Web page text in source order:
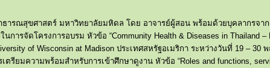
ารณสุขศาสตร์ มหาวิทยาลัยมหิดล โดย อาจารย์ผู้สอน พร้อมด้วยบุคลากรจา
ารจัดโครงการอบรม หัวข้อ “Community Health & Diseases in Thailand
of Wisconsin at Madison ประเทศสหรัฐอเมริกา ระหว่างวันที่ 19 – 30
รียมความพร้อมสำหรับการเข้าศึกษาดูงาน หัวข้อ “Roles and functions,